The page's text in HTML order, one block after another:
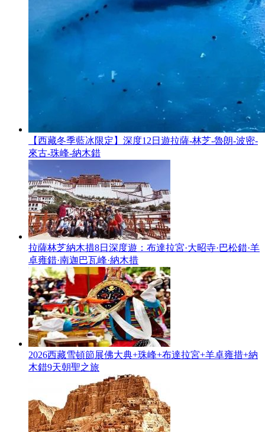
【西藏冬季藍冰限定】深度12日遊拉薩-林芝-魯朗-波密-
來古-珠峰-納木錯
拉薩林芝納木措8日深度遊：布達拉宮·大昭寺·巴松錯·羊
卓雍錯·南迦巴瓦峰·納木措
2026西藏雪頓節展佛大典+珠峰+布達拉宮+羊卓雍措+納
木錯9天朝聖之旅